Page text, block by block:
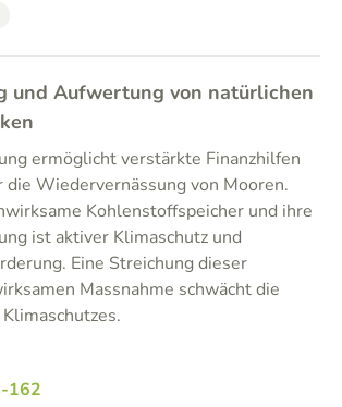
und Aufwertung von natürlichen
ermöglicht verstärkte Finanzhilfen
die Wiedervernässung von Mooren.
Kohlenstoffspeicher und ihre
ist aktiver Klimaschutz und
Eine Streichung dieser
Massnahme schwächt die
162